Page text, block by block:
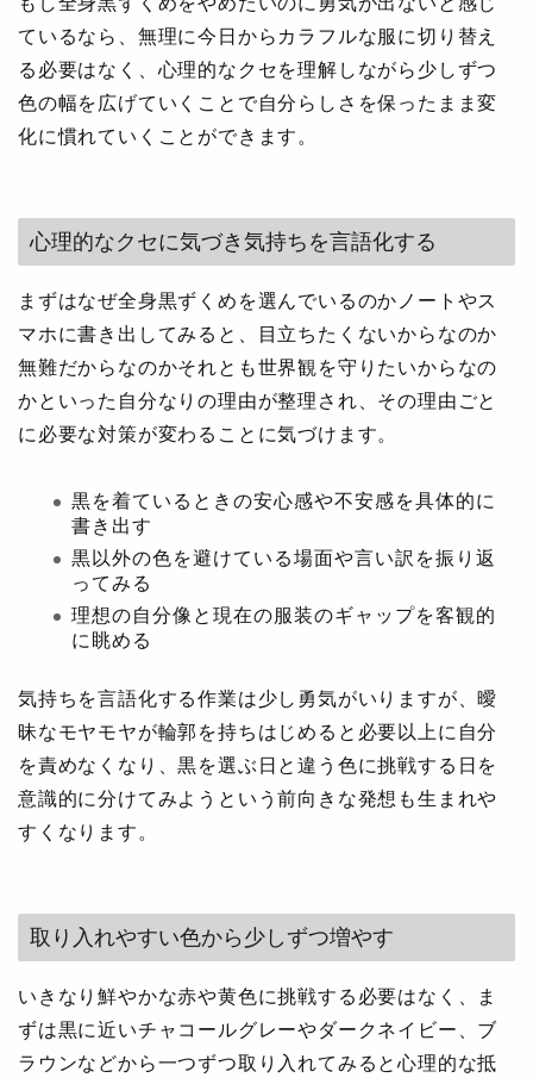
ているなら、無理に今日からカラフルな服に切り替え
る必要はなく、心理的なクセを理解しながら少しずつ
色の幅を広げていくことで自分らしさを保ったまま変
化に慣れていくことができます。
心理的なクセに気づき気持ちを言語化する
まずはなぜ全身黒ずくめを選んでいるのかノートやス
マホに書き出してみると、目立ちたくないからなのか
無難だからなのかそれとも世界観を守りたいからなの
かといった自分なりの理由が整理され、その理由ごと
に必要な対策が変わることに気づけます。
黒を着ているときの安心感や不安感を具体的に
書き出す
黒以外の色を避けている場面や言い訳を振り返
ってみる
理想の自分像と現在の服装のギャップを客観的
に眺める
気持ちを言語化する作業は少し勇気がいりますが、曖
昧なモヤモヤが輪郭を持ちはじめると必要以上に自分
を責めなくなり、黒を選ぶ日と違う色に挑戦する日を
意識的に分けてみようという前向きな発想も生まれや
すくなります。
取り入れやすい色から少しずつ増やす
いきなり鮮やかな赤や黄色に挑戦する必要はなく、ま
ずは黒に近いチャコールグレーやダークネイビー、ブ
ラウンなどから一つずつ取り入れてみると心理的な抵